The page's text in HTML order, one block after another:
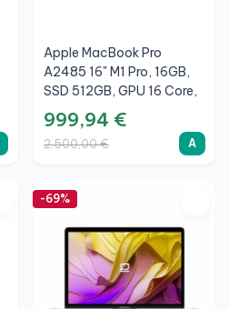
Apple MacBook Pro
A2485 16" M1 Pro, 16GB,
SSD 512GB, GPU 16 Core,
2021, Grigio Siderale, A
999,94 €
2.500,00 € A
-69%